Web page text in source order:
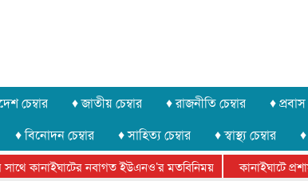
চেম্বার ♦ জাতীয় চেম্বার ♦ রাজনীতি চেম্বার ♦ প্রবাস
♦ বিনোদন চেম্বার ♦ সাহিত্য চেম্বার ♦ স্বাস্থ্য চেম্বার
কানাইঘাটের নবাগত ইউএনও’র মতবিনিময় কানাইঘাটে